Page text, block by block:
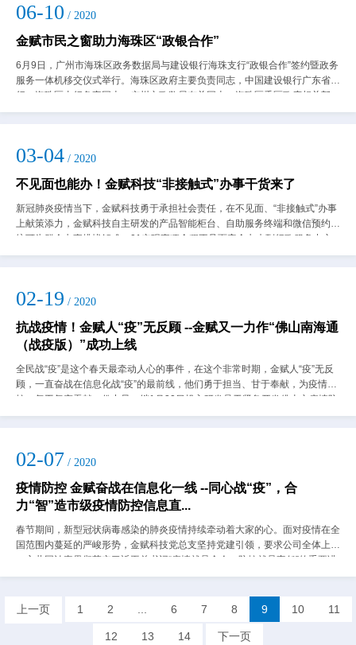
06-10 / 2020
金赋市民之窗助力海珠区“政银合作”
6月9日，广州市海珠区政务数据局与建设银行海珠支行“政银合作”签约暨政务
服务一体机移交仪式举行。海珠区政府主要负责同志，中国建设银行广东省分
行、海珠区支行负责同志，广州市政数局有关同志，海珠区委区政府相关部
门、各街道负责同志等出席了本次活动...
03-04 / 2020
不见面也能办！金赋科技“非接触式”办事干货来了
新冠肺炎疫情当下，金赋科技勇于承担社会责任，在不见面、“非接触式”办事
上献策添力，金赋科技自主研发的产品智能柜台、自助服务终端和微信预约系
统可为群众办事排忧解难。01实现事项全程不见面安全办来到行政服务中心
和智能办税服务厅，通过“云交互”智...
02-19 / 2020
抗战疫情！金赋人“疫”无反顾 --金赋又一力作“佛山南海通
（战疫版）”成功上线
全民战“疫”是这个春天最牵动人心的事件，在这个非常时期，金赋人“疫”无反
顾，一直奋战在信息化战“疫”的最前线，他们勇于担当、甘于奉献，为疫情防
控、复工复产贡献一份力量。继1月30日投入研发骨干紧急开发佛山市疫情防
控直报系统之后，为迎接即将到...
02-07 / 2020
疫情防控 金赋奋战在信息化一线 --同心战“疫”，合
力“智”造市级疫情防控信息直...
春节期间，新型冠状病毒感染的肺炎疫情持续牵动着大家的心。面对疫情在全
国范围内蔓延的严峻形势，金赋科技党总支坚持党建引领，要求公司全体上下
一心共同认真贯彻落实习近平总书记“疫情就是命令、防控就是责任”的重要讲
话精神，严格按照上级政府部门的统一...
上一页 1 2 6 7 8 9 10 11
12 13 14 下一页